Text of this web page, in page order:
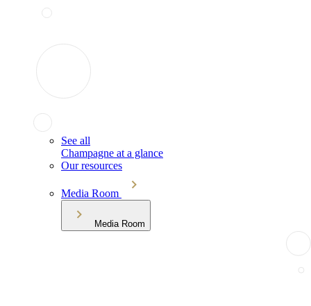
See all
Champagne at a glance
Our resources
Media Room
Media Room